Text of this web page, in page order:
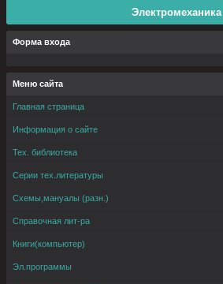
Электромеханика
Форма входа
Меню сайта
Главная страница
Информация о сайте
Тех. библиотека
Серии тех.литературы
Схемы,мануалы (разн.)
Справочная лит-ра
Книги(компьютер)
Эл.программы